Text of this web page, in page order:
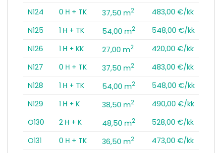
N124
0 H + TK 37,50 m2
483,00 €/kk
N125
1 H + TK 54,00 m2
548,00 €/kk
N126
1 H + KK 27,00 m2
420,00 €/kk
N127
0 H + TK 37,50 m2
483,00 €/kk
N128
1 H + TK 54,00 m2
548,00 €/kk
N129
1 H + K 38,50 m2
490,00 €/kk
O130
2 H + K 48,50 m2
528,00 €/kk
O131
0 H + TK 36,50 m2
473,00 €/kk